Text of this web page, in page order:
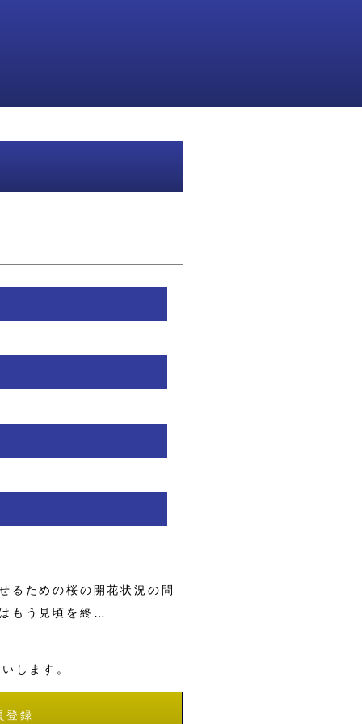
るための桜の開花状況の問
もう見頃を終…
します。
登録